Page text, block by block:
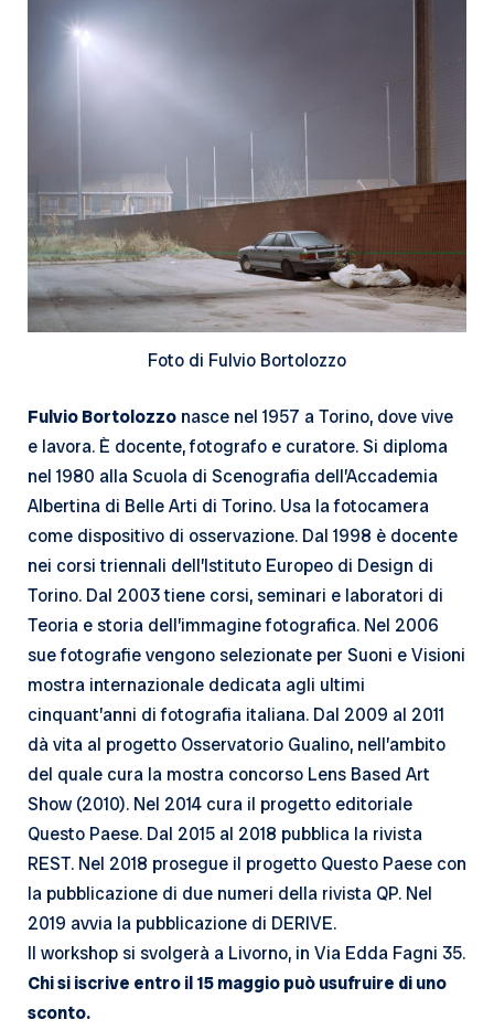
Foto di Fulvio Bortolozzo
Fulvio Bortolozzonasce nel 1957 a Torino, dove vive
e lavora. È docente, fotografo e curatore. Si diploma
nel 1980 alla Scuola di Scenografia dell’Accademia
Albertina di Belle Arti di Torino. Usa la fotocamera
come dispositivo di osservazione. Dal 1998 è docente
nei corsi triennali dell’Istituto Europeo di Design di
Torino. Dal 2003 tiene corsi, seminari e laboratori di
Teoria e storia dell’immagine fotografica. Nel 2006
sue fotografie vengono selezionate per Suoni e Visioni
mostra internazionale dedicata agli ultimi
cinquant’anni di fotografia italiana. Dal 2009 al 2011
dà vita al progetto Osservatorio Gualino, nell’ambito
del quale cura la mostra concorso Lens Based Art
Show (2010). Nel 2014 cura il progetto editoriale
Questo Paese. Dal 2015 al 2018 pubblica la rivista
REST. Nel 2018 prosegue il progetto Questo Paese con
la pubblicazione di due numeri della rivista QP. Nel
2019 avvia la pubblicazione di DERIVE.
Il workshop si svolgerà a Livorno, in Via Edda Fagni 35.
Chi si iscrive entro il 15 maggio può usufruire di uno
sconto.